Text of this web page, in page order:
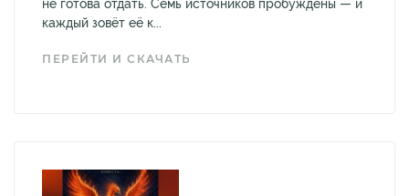
не готова отдать. Семь источников пробуждены — и
каждый зовёт её к...
ПЕРЕЙТИ И СКАЧАТЬ